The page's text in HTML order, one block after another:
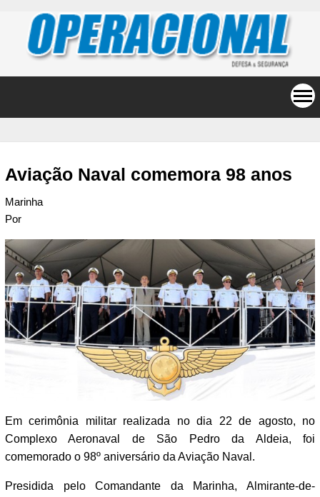
Aviação Naval comemora 98 anos
Marinha
Por
Em cerimônia militar realizada no dia 22 de agosto, no
Complexo Aeronaval de São Pedro da Aldeia, foi
comemorado o 98º aniversário da Aviação Naval.
Presidida pelo Comandante da Marinha, Almirante-de-